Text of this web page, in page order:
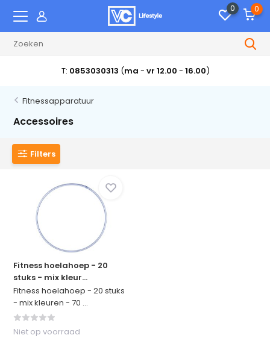
0 0
T: 0853030313 (ma - vr 12.00 - 16.00)
Fitnessapparatuur
Accessoires
Filters
Fitness hoelahoep - 20
stuks - mix kleur...
Fitness hoelahoep - 20 stuks
- mix kleuren - 70 ...
Niet op voorraad